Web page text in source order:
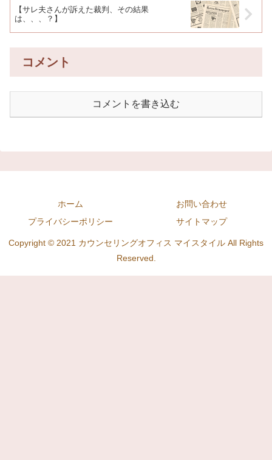
【サレ夫さんが訴えた裁判、その結果
は、、、？】
コメント
コメントを書き込む
ホーム
お問い合わせ
プライバシーポリシー
サイトマップ
Copyright © 2021 カウンセリングオフィス マイスタイル All Rights
Reserved.